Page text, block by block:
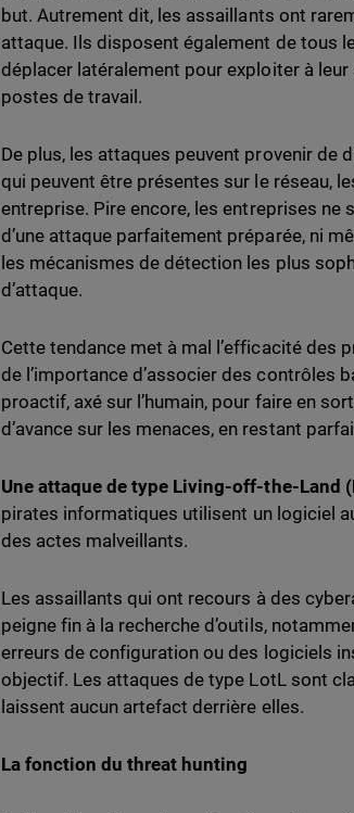
but. Autrement dit, les assaillants ont
attaque. Ils disposent également de tous
déplacer latéralement pour exploiter à
postes de travail.
De plus, les attaques peuvent provenir
qui peuvent être présentes sur le réseau,
entreprise. Pire encore, les entreprises ne
d’une attaque parfaitement préparée, ni
les mécanismes de détection les plus
d’attaque.
Cette tendance met à mal l’efficacité des
de l’importance d’associer des contrôles
proactif, axé sur l’humain, pour faire en
d’avance sur les menaces, en restant
Une attaque de type Living-off-the-Land
pirates informatiques utilisent un logiciel
des actes malveillants.
Les assaillants qui ont recours à des
peigne fin à la recherche d’outils,
erreurs de configuration ou des logiciels
objectif. Les attaques de type LotL sont
laissent aucun artefact derrière elles.
La fonction du threat hunting